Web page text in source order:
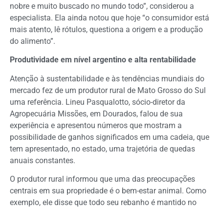
nobre e muito buscado no mundo todo”, considerou a
especialista. Ela ainda notou que hoje “o consumidor está
mais atento, lê rótulos, questiona a origem e a produção
do alimento”.
Produtividade em nível argentino e alta rentabilidade
Atenção à sustentabilidade e às tendências mundiais do
mercado fez de um produtor rural de Mato Grosso do Sul
uma referência. Lineu Pasqualotto, sócio-diretor da
Agropecuária Missões, em Dourados, falou de sua
experiência e apresentou números que mostram a
possibilidade de ganhos significados em uma cadeia, que
tem apresentado, no estado, uma trajetória de quedas
anuais constantes.
O produtor rural informou que uma das preocupações
centrais em sua propriedade é o bem-estar animal. Como
exemplo, ele disse que todo seu rebanho é mantido no